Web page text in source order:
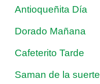
Antioqueñita Día
Dorado Mañana
Cafeterito Tarde
Saman de la suerte